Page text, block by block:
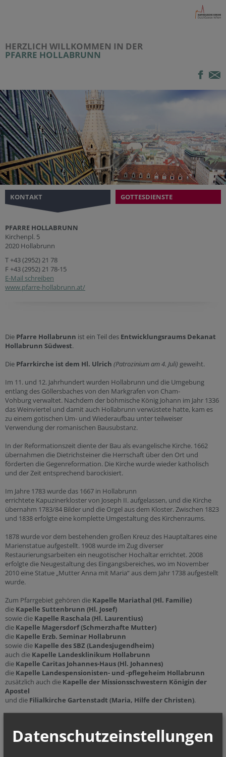
HERZLICH WILLKOMMEN IN DER
PFARRE HOLLABRUNN
KONTAKT GOTTESDIENSTE
PFARRE HOLLABRUNN
Kirchenpl. 5
2020 Hollabrunn
T+43 (2952) 21 78
F +43 (2952) 21 78-15
E-Mail schreiben
www.pfarre-hollabrunn.at/
Die Pfarre Hollabrunn ist ein Teil des Entwicklungsraums Dekanat
Hollabrunn Südwest.
Die Pfarrkirche ist dem Hl. Ulrich (Patrozinium am 4. Juli) geweiht.
Im 11. und 12. Jahrhundert wurden Hollabrunn und die Umgebung
entlang des Göllersbaches von den Markgrafen von Cham-
Vohburg verwaltet. Nachdem der böhmische König Johann im Jahr 1336
das Weinviertel und damit auch Hollabrunn verwüstete hatte, kam es
zu einem gotischen Um- und Wiederaufbau unter teilweiser
Verwendung der romanischen Bausubstanz.
In der Reformationszeit diente der Bau als evangelische Kirche. 1662
übernahmen die Dietrichsteiner die Herrschaft über den Ort und
förderten die Gegenreformation. Die Kirche wurde wieder katholisch
und der Zeit entsprechend barockisiert.
Im Jahre 1783 wurde das 1667 in Hollabrunn
errichtete Kapuzinerkloster von Joseph II. aufgelassen, und die Kirche
übernahm 1783/84 Bilder und die Orgel aus dem Kloster. Zwischen 1823
und 1838 erfolgte eine komplette Umgestaltung des Kirchenraums.
1878 wurde vor dem bestehenden großen Kreuz des Hauptaltares eine
Marienstatue aufgestellt. 1908 wurde im Zug diverser
Restaurierungsarbeiten ein neugotischer Hochaltar errichtet. 2008
erfolgte die Neugestaltung des Eingangsbereiches, wo im November
2010 eine Statue „Mutter Anna mit Maria“ aus dem Jahr 1738 aufgestellt
wurde.
Zum Pfarrgebiet gehören die Kapelle Mariathal (Hl. Familie)
die Kapelle Suttenbrunn (Hl. Josef)
sowie die Kapelle Raschala (Hl. Laurentius)
die Kapelle Magersdorf (Schmerzhafte Mutter)
die Kapelle Erzb. Seminar Hollabrunn
sowie die Kapelle des SBZ (Landesjugendheim)
auch die Kapelle Landesklinikum Hollabrunn
die Kapelle Caritas Johannes-Haus (Hl. Johannes)
die Kapelle Landespensionisten- und -pflegeheim Hollabrunn
zusätzlich auch die Kapelle der Missionsschwestern Königin der
Apostel
und die Filialkirche Gartenstadt (Maria, Hilfe der Christen).
Datenschutzeinstellungen